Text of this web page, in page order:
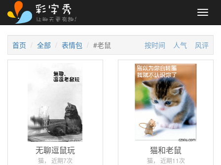
首页 全部 表情包 #老鼠 按时间 人气 风评
无聊逗鼠玩
猫， 近期7次
猫和老鼠
猫， 近期11次